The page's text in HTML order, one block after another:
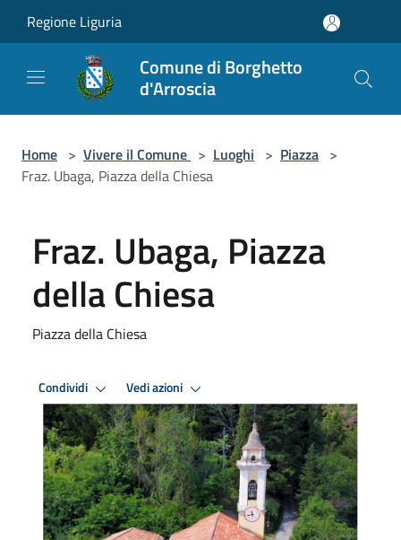
Regione Liguria
Comune di Borghetto
d'Arroscia
Home > Vivere il Comune > Luoghi > Piazza >
Fraz. Ubaga, Piazza della Chiesa
Fraz. Ubaga, Piazza
della Chiesa
Piazza della Chiesa
Condividi Vedi azioni